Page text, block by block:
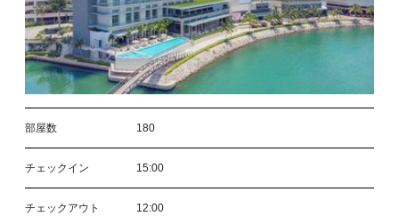
部屋数 180
チェックイン 15:00
チェックアウト 12:00